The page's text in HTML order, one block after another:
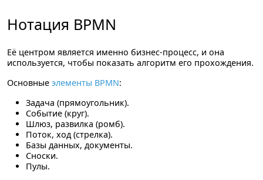
Нотация BPMN
Её центром является именно бизнес-процесс, и она
используется, чтобы показать алгоритм его прохождения.
Основные элементы BPMN:
Задача (прямоугольник).
Событие (круг).
Шлюз, развилка (ромб).
Поток, ход (стрелка).
Базы данных, документы.
Сноски.
Пулы.